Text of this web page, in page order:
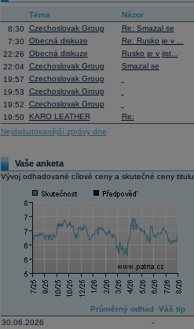
Téma
Názor
8:30
Czechoslovak Group
Re: Smazal se
7:30
Obecná diskuze
Re: Rusko je v ...
22:26
Obecná diskuze
Rusko je v jist...
22:04
Czechoslovak Group
Smazal se
19:57
Czechoslovak Group
19:53
Czechoslovak Group
19:52
Czechoslovak Group
19:50
KARO LEATHER
Re:
Nejdiskutovanější zprávy dne
Vaše anketa
Vývoj odhadované cílové ceny a skutečné ceny titulu
Průměrný odhad Váš tip
30.06.2026
-